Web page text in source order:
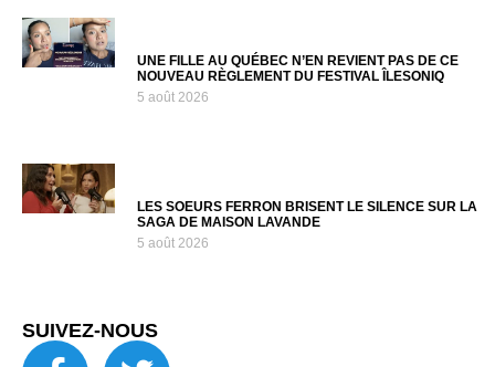
UNE FILLE AU QUÉBEC N’EN REVIENT PAS DE CE
NOUVEAU RÈGLEMENT DU FESTIVAL ÎLESONIQ
5 août 2026
LES SOEURS FERRON BRISENT LE SILENCE SUR LA
SAGA DE MAISON LAVANDE
5 août 2026
SUIVEZ-NOUS